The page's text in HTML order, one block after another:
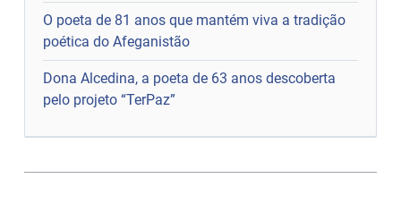
O poeta de 81 anos que mantém viva a tradição
poética do Afeganistão
Dona Alcedina, a poeta de 63 anos descoberta
pelo projeto “TerPaz”